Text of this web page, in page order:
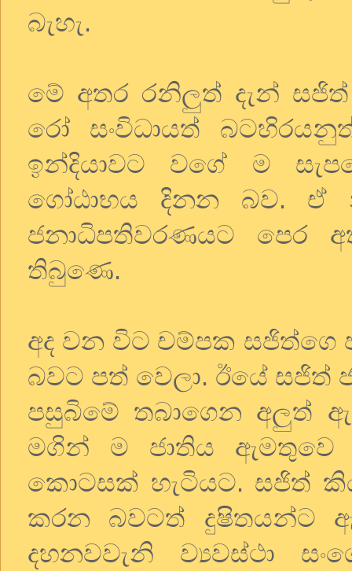
බැහැ.
මේ අතර රනිලුත් දැන්
රෝ සංවිධායත්
ඉන්දියාවට වගේ ම
ගෝඨාභය දිනන බව. ඒ
ජනාධිපතිවරණයට පෙර
තිබුණෙ.
අද වන විට චම්පක සජිත්ගෙ
බවට පත් වෙලා. ඊයේ
පසුබිමේ තබාගෙන අලුත්
මගින් ම ජාතිය ඇමතුවෙ
කොටසක් හැටියට. සජිත්
කරන බවටත් දුෂිතයන්ට
දහනවවැනි ව්‍යවස්ථා